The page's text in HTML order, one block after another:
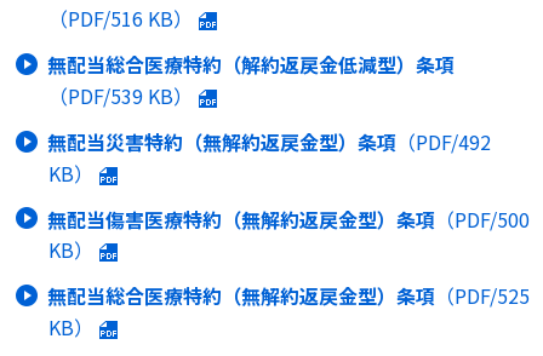
（PDF/516 KB）
無配当総合医療特約（解約返戻金低減型）条項
（PDF/539 KB）
無配当災害特約（無解約返戻金型）条項 （PDF/492
KB）
無配当傷害医療特約（無解約返戻金型）条項 （PDF/500
KB）
無配当総合医療特約（無解約返戻金型）条項 （PDF/525
KB）